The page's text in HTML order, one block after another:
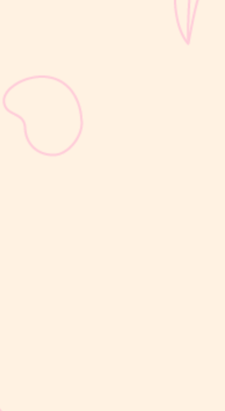
Selain berat badan, tinggi badan menjadi salah satu indikator
utama untuk menilai apakah tumbuh kembang si Kecil berjalan